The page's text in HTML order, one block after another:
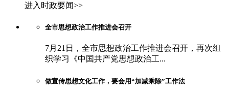
进入时政要闻>>
全市思想政治工作推进会召开
7月21日，全市思想政治工作推进会召开，再次组
织学习《中国共产党思想政治工...
做宣传思想文化工作，要会用“加减乘除”工作法